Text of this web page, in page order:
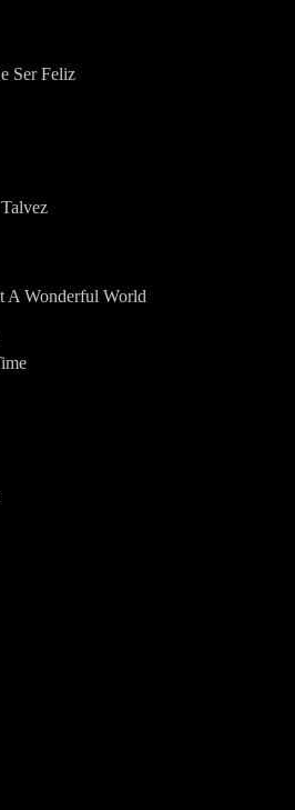
Ser Feliz
A Wonderful World